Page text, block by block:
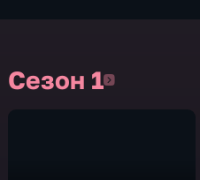
Сезон 1Сезон 1